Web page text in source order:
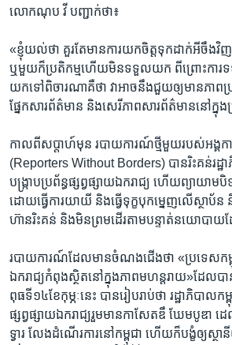
លោក​ណុប វី​ ​បញ្ជាក់​ថា៖​
«ខ្ញុំ​យល់​ថា​ គួរតែ​មាន​ការ​យកចិត្ត​ទុក​ដាក់​អីចឹង​វិ
ឬមួយ​ក៏ប្រតិកម្មហើយ​មិន​ទទួល​យក​ ​ពីព្រោះ​កា
យក​ទៅ​ពិចារណា​គឺ​ថា​ វា​អាចនឹង​ជួយ​ឲ្យ​មាន​ភាព​ប្
ផ្នែក​សារ​ព័ត៌មាន ​និង​សេរី​ភាព​សារ​ព័ត៌មាន​នៅ​ក្នុ
កាល​ពី​សប្តាហ៍​មុន​ ​របាយ​ការណ៍​ថ្មី​មួយ​របស់​អង្គការ​
(Reporters Without Borders)​ ​បាន​រិះគន់​រដ្ឋ
បង្រ្កាប​ប្រព័ន្ធ​ផ្សព្វ​ផ្សាយ​ឯករាជ្យ​ ​ហើយ​ព្យាយ
ដោយ​ធ្វើ​ការ​យាយី​ ​និង​ធ្វើ​ទុក្ខ​បុក​ម្នេញ​លើ​ស្ថាប័
ហ៊ាន​រិះគន់ ​និង​មិន​ព្រម​ដើរ​តាម​បន្ទាត់​នយោបាយ​
របាយ​ការណ៍​ដែល​មាន​ចំណង​ជើង​ថា​ «ប្រទេស​កម្
ឯករាជ្យ​កំពុង​ស្ថិត​នៅ​ក្នុង​ភាព​មហន្តរាយ»​ដែល​ប
ពុធ​ទី​១៤​ខែ​កុម្ភៈ​នេះ​ ​បាន​រៀបរាប់​ថា​ ​រដ្ឋាភិបាល​កម្
ផ្សព្វផ្សាយ​ឯករាជ្យ​រួមមាន​កាសែត​ឌឹ ឃែមបូឌា
ទ្វារ​ ​លែង​ដំណើរការ​នៅ​កម្ពុជា​ ​ហើយ​ក៏​បង្ខំ​ឲ្យ​ស្ថា